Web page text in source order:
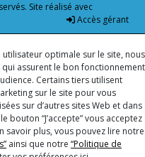
Site réalisé avec
Accès gérant
optimale sur le site, nous
assurent le bon fonctionnement
Certains tiers utilisent
sur le site pour vous
sur d’autres sites Web et dans
bouton “J’accepte” vous acceptez
savoir plus, vous pouvez lire notre
ainsi que notre “Politique de